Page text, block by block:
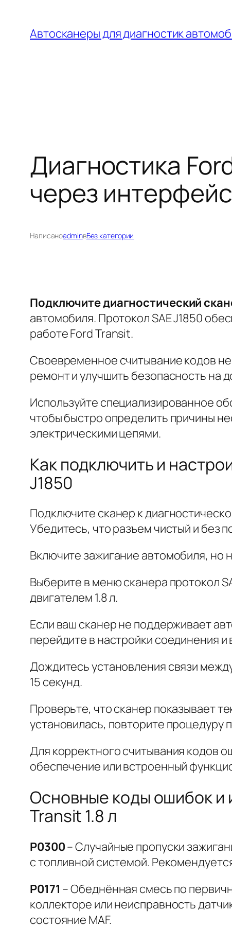
содержимому
Автосканеры для диагностик
Диагностика
через
НаписаноadminвБез категории
Подключите диагностический
автомобиля. Протокол SAE J1850
работе Ford Transit.
Своевременное считывание кодов
ремонт и улучшить безопасность на
Используйте специализированное
чтобы быстро определить причины
электрическими цепями.
Как подключить и
J1850
Подключите сканер к
Убедитесь, что разъем чистый и без
Включите зажигание автомобиля, но
Выберите в меню сканера протокол
двигателем 1.8 л.
Если ваш сканер не поддерживает
перейдите в настройки соединения и
Дождитесь установления связи
15 секунд.
Проверьте, что сканер показывает
установилась, повторите процедуру
Для корректного считывания кодов
обеспечение или встроенный
Основные коды ошибок и
Transit 1.8 л
P0300– Случайные пропуски
с топливной системой.
P0171 – Обеднённая смесь по
коллекторе или неисправность
состояние MAF.